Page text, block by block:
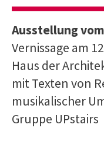
Ausstellung
Vernissage am
Haus der
mit Texten von
musikalischer
Gruppe UPstairs